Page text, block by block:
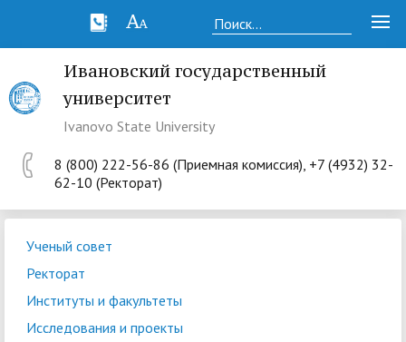
Ивановский государственный
университет
Ivanovo State University
8 (800) 222-56-86 (Приемная комиссия), +7 (4932) 32-
62-10 (Ректорат)
Ученый совет
Ректорат
Институты и факультеты
Исследования и проекты